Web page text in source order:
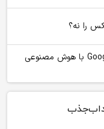
را نه؟
قابلیت ویرایش تصاویر ماهواره‌ای Google Earth با هوش مصنوعی